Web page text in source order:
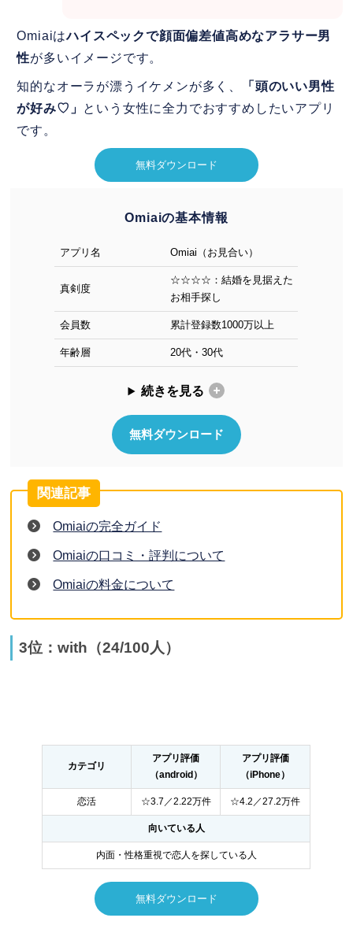
Omiaiはハイスペックで顔面偏差値高めなアラサー男
性が多いイメージです。
知的なオーラが漂うイケメンが多く、
「頭のいい男性
が好み♡」 という女性に全力でおすすめしたいアプリ
です。
無料ダウンロード
Omiaiの基本情報
アプリ名 Omiai（お見合い）
真剣度
☆☆☆☆：結婚を見据えた
お相手探し
会員数 累計登録数1000万以上
年齢層 20代・30代
続きを見る
無料ダウンロード
Omiaiの完全ガイド
Omiaiの口コミ・評判について
Omiaiの料金について
3位：with（24/100人）
カテゴリ
アプリ評価
（android）
アプリ評価
（iPhone）
恋活 ☆3.7／2.22万件 ☆4.2／27.2万件
向いている人
内面・性格重視で恋人を探している人
無料ダウンロード